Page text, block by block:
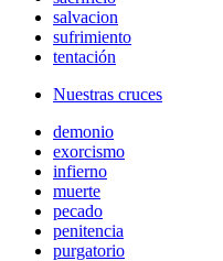
salvacion
sufrimiento
tentación
Nuestras cruces
demonio
exorcismo
infierno
muerte
pecado
penitencia
purgatorio